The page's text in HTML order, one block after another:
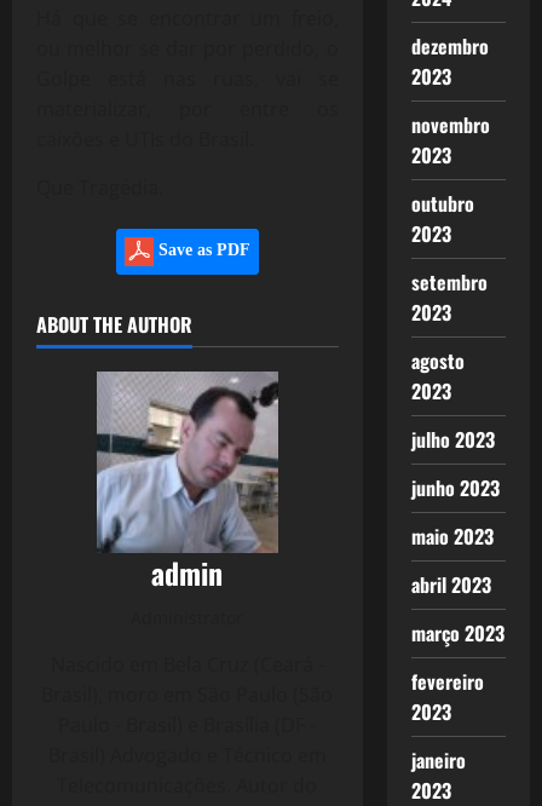
Save as PDF
ABOUT THE AUTHOR
admin
dezembro
2023
novembro
2023
outubro
2023
setembro
2023
agosto
2023
julho 2023
junho 2023
maio 2023
abril 2023
março 2023
fevereiro
2023
janeiro
2023